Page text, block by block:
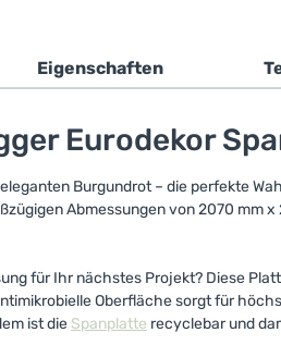
Eigenschaften
Eurodekor
eleganten Burgundrot – die perfekte
Abmessungen von 2070 mm
für Ihr nächstes Projekt? Diese
Oberfläche sorgt für
ist die Spanplatte recyclebar und